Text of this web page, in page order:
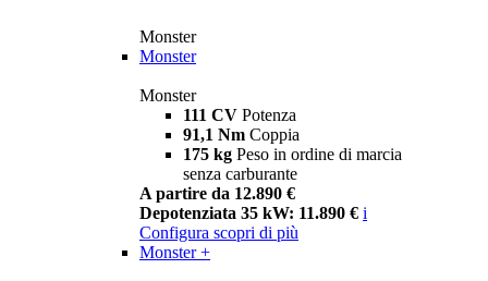
Monster
Monster
Monster
111 CV Potenza
91,1 Nm Coppia
175 kg Peso in ordine di marcia
senza carburante
A partire da 12.890 €
Depotenziata 35 kW: 11.890 € i
Configura scopri di più
Monster +